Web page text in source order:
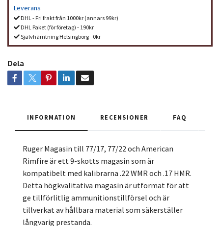
Leverans
DHL - Fri frakt från 1000kr (annars 99kr)
DHL Paket (för företag) - 190kr
Självhämtning Helsingborg - 0kr
Dela
INFORMATION RECENSIONER FAQ
Ruger Magasin till 77/17, 77/22 och American
Rimfire är ett 9-skotts magasin som är
kompatibelt med kalibrarna .22 WMR och .17 HMR.
Detta högkvalitativa magasin är utformat för att
ge tillförlitlig ammunitionstillförsel och är
tillverkat av hållbara material som säkerställer
långvarig prestanda.